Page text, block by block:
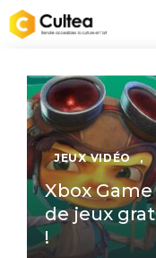
Aller
au
JEUX VIDÉO ,
Xbox
de jeux
!